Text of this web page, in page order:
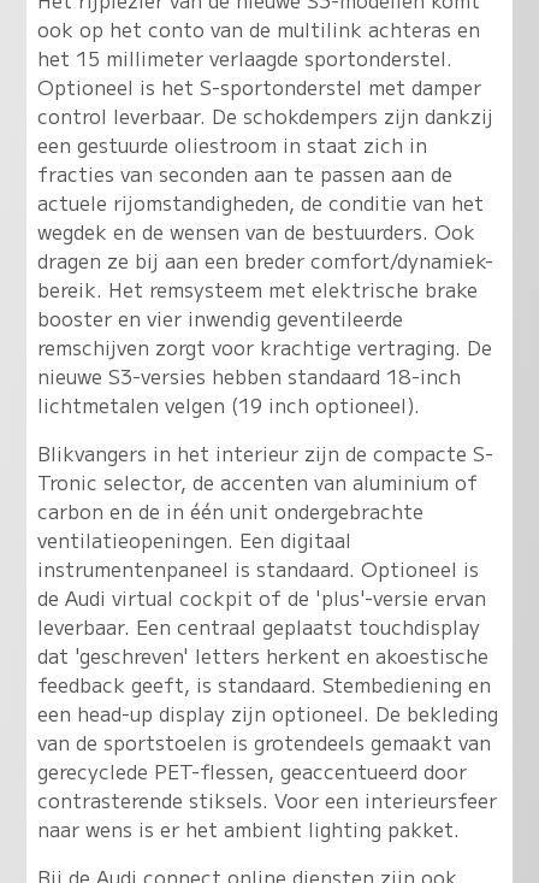
ook op het conto van de multilink achteras en
het 15 millimeter verlaagde sportonderstel.
Optioneel is het S-sportonderstel met damper
control leverbaar. De schokdempers zijn dankzij
een gestuurde oliestroom in staat zich in
fracties van seconden aan te passen aan de
actuele rijomstandigheden, de conditie van het
wegdek en de wensen van de bestuurders. Ook
dragen ze bij aan een breder comfort/dynamiek-
bereik. Het remsysteem met elektrische brake
booster en vier inwendig geventileerde
remschijven zorgt voor krachtige vertraging. De
nieuwe S3-versies hebben standaard 18-inch
lichtmetalen velgen (19 inch optioneel).
Blikvangers in het interieur zijn de compacte S-
Tronic selector, de accenten van aluminium of
carbon en de in één unit ondergebrachte
ventilatieopeningen. Een digitaal
instrumentenpaneel is standaard. Optioneel is
de Audi virtual cockpit of de 'plus'-versie ervan
leverbaar. Een centraal geplaatst touchdisplay
dat 'geschreven' letters herkent en akoestische
feedback geeft, is standaard. Stembediening en
een head-up display zijn optioneel. De bekleding
van de sportstoelen is grotendeels gemaakt van
gerecyclede PET-flessen, geaccentueerd door
contrasterende stiksels. Voor een interieursfeer
naar wens is er het ambient lighting pakket.
Bij de Audi connect online diensten zijn ook